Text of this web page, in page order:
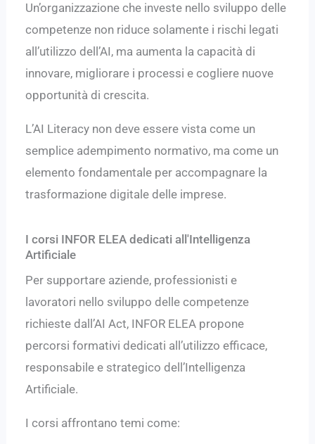
Un’organizzazione che investe nello sviluppo delle
competenze non riduce solamente i rischi legati
all’utilizzo dell’AI, ma aumenta la capacità di
innovare, migliorare i processi e cogliere nuove
opportunità di crescita.
L’AI Literacy non deve essere vista come un
semplice adempimento normativo, ma come un
elemento fondamentale per accompagnare la
trasformazione digitale delle imprese.
I corsi INFOR ELEA dedicati all'Intelligenza
Artificiale
Per supportare aziende, professionisti e
lavoratori nello sviluppo delle competenze
richieste dall’AI Act, INFOR ELEA propone
percorsi formativi dedicati all’utilizzo efficace,
responsabile e strategico dell’Intelligenza
Artificiale.
I corsi affrontano temi come: